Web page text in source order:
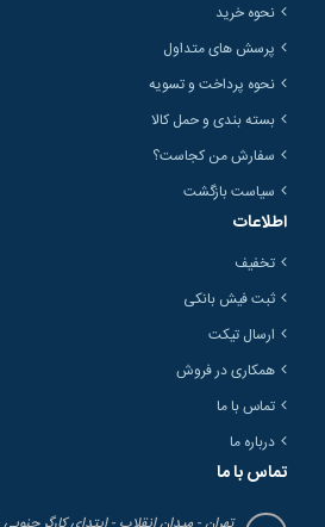
نحوه خرید
پرسش های متداول
نحوه پرداخت و تسویه
بسته بندی و حمل کالا
سفارش من کجاست؟
سیاست بازگشت
اطلاعات
تخفیف
ثبت فیش بانکی
ارسال تیکت
همکاری در فروش
تماس با ما
درباره ما
تماس با ما